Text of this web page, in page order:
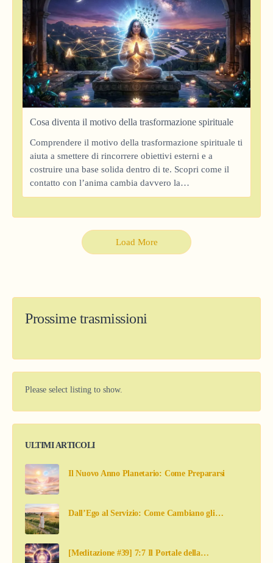
Cosa diventa il motivo della trasformazione spirituale
Comprendere il motivo della trasformazione spirituale ti
aiuta a smettere di rincorrere obiettivi esterni e a
costruire una base solida dentro di te. Scopri come il
contatto con l’anima cambia davvero la…
Load More
Prossime trasmissioni
Please select listing to show.
ULTIMI ARTICOLI
Il Nuovo Anno Planetario: Come Prepararsi
Dall’Ego al Servizio: Come Cambiano gli…
[Meditazione #39] 7:7 Il Portale della…